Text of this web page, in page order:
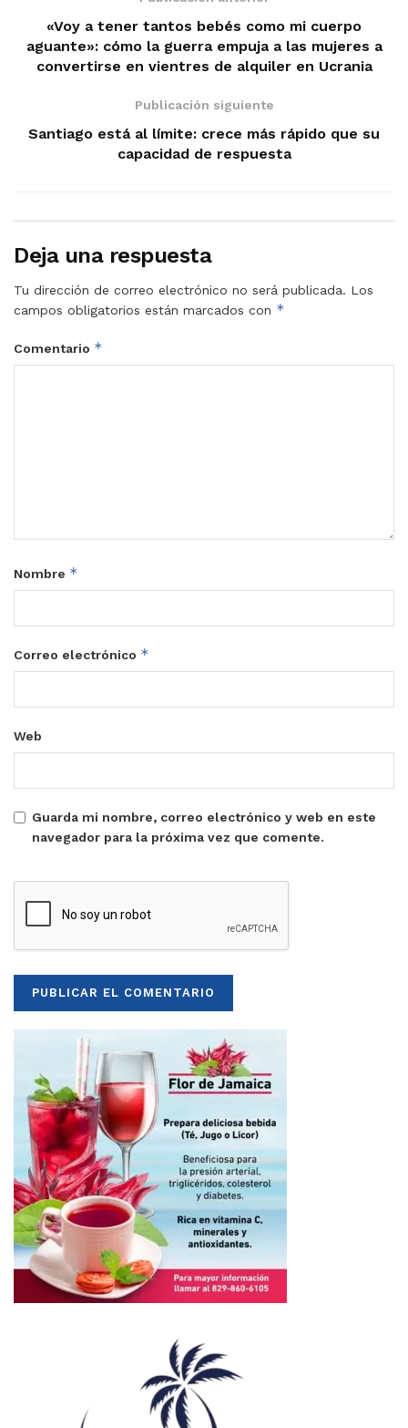
«Voy a tener tantos bebés como mi cuerpo
aguante»: cómo la guerra empuja a las mujeres a
convertirse en vientres de alquiler en Ucrania
Publicación siguiente
Santiago está al límite: crece más rápido que su
capacidad de respuesta
Deja una respuesta
Tu dirección de correo electrónico no será publicada. Los
campos obligatorios están marcados con *
Comentario *
Nombre *
Correo electrónico *
Web
Guarda mi nombre, correo electrónico y web en este
navegador para la próxima vez que comente.